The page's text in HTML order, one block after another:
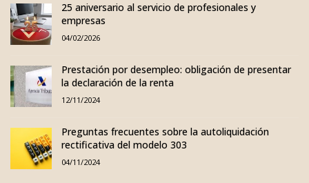
25 aniversario al servicio de profesionales y
empresas
04/02/2026
Prestación por desempleo: obligación de presentar
la declaración de la renta
12/11/2024
Preguntas frecuentes sobre la autoliquidación
rectificativa del modelo 303
04/11/2024